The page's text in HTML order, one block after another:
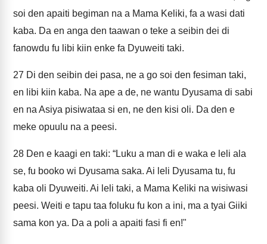
soi den apaiti begiman na a Mama Keliki, fa a wasi dati
kaba. Da en anga den taawan o teke a seibin dei di
fanowdu fu libi kiin enke fa Dyuweiti taki.
27 Di den seibin dei pasa, ne a go soi den fesiman taki,
en libi kiin kaba. Na ape a de, ne wantu Dyusama di sabi
en na Asiya pisiwataa si en, ne den kisi oli. Da den e
meke opuulu na a peesi.
28 Den e kaagi en taki: “Luku a man di e waka e leli ala
se, fu booko wi Dyusama saka. Ai leli Dyusama tu, fu
kaba oli Dyuweiti. Ai leli taki, a Mama Keliki na wisiwasi
peesi. Weiti e tapu taa foluku fu kon a ini, ma a tyai Giiki
sama kon ya. Da a poli a apaiti fasi fi en!"